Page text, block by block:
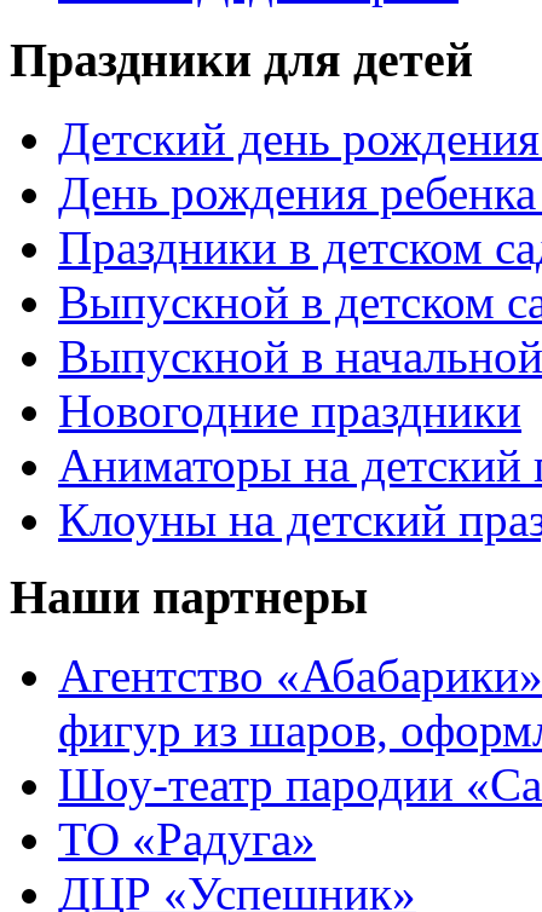
Праздники для детей
Детский день
День рождения
Праздники в детском
Выпускной в детском
Выпускной в
Новогодние праздники
Аниматоры на детский
Клоуны на детский
Наши партнеры
Агентство
фигур из шаров,
Шоу-театр пародии
ТО «Радуга»
ДЦР «Успешник»